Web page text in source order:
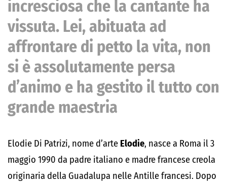
incresciosa che la cantante ha
vissuta. Lei, abituata ad
affrontare di petto la vita, non
si è assolutamente persa
d’animo e ha gestito il tutto con
grande maestria
Elodie Di Patrizi, nome d’arte Elodie, nasce a Roma il 3
maggio 1990 da padre italiano e madre francese creola
originaria della Guadalupa nelle Antille francesi. Dopo